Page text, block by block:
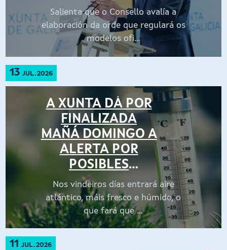
PROHIBICIÓNS DE
CONSUMO DE
ALCOHOL,
BEBIDAS
ENERXÉTICAS,
TABACO E
CIGARROS
ELECTRÓNICOS
POR MENORES
CON
SINALIZACIÓN
CLARA E
HOMOXÉNEA
Salienta que o Consello avalía a
elaboración da orde que regulará os
modelos ofi...
13JUL.2026
A XUNTA DÁ POR
FINALIZADA
MAÑÁ DOMINGO A
ALERTA POR
POSIBLES
EFECTOS DA
CALOR NA SAÚDE
EN TODA GALICIA
Nos vindeiros días entrará aire
atlántico, máis fresco e húmido, o
que fará que ...
11JUL.2026